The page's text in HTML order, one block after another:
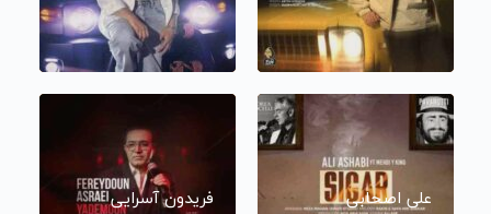
علی اصحابی فریدون آسرایی